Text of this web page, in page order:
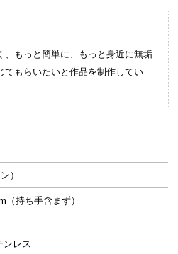
、もっと簡単に、もっと身近に無垢
てもらいたいと作品を制作してい
）
（持ち手含まず）
ンレス